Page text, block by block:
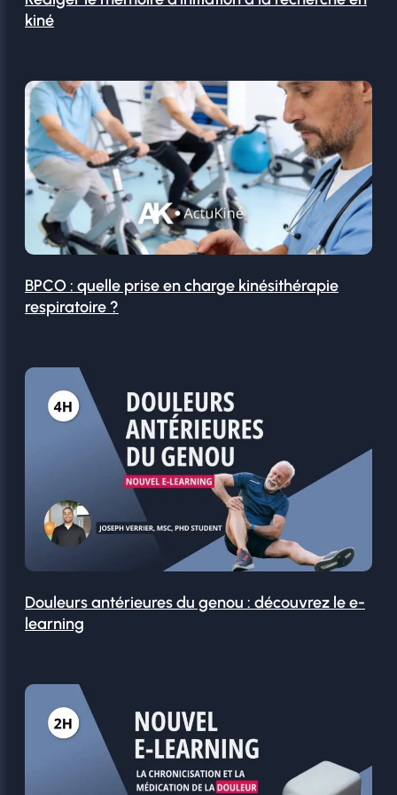
kiné
BPCO : quelle prise en charge kinésithérapie
respiratoire ?
Douleurs antérieures du genou : découvrez le e-
learning